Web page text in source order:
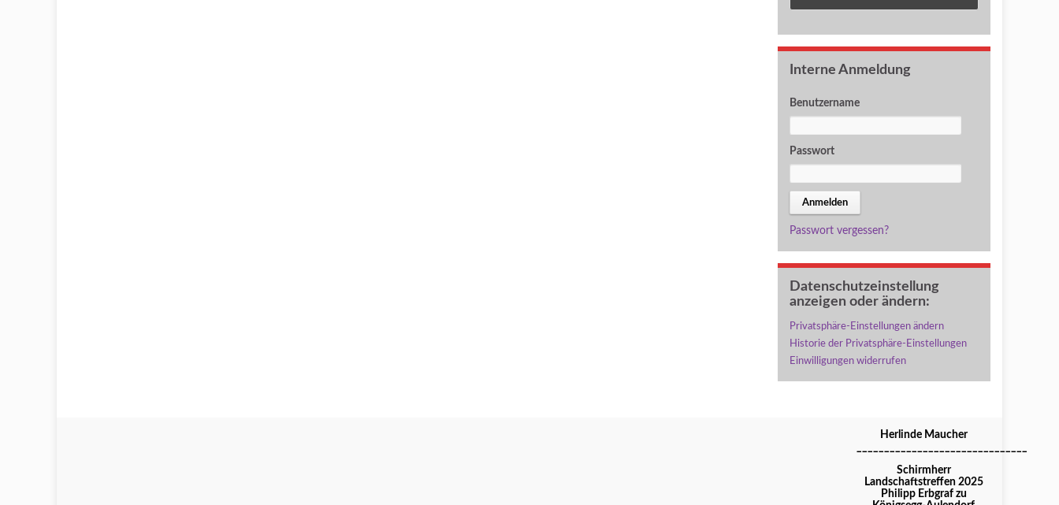
Interne Anmeldung
Benutzername
Passwort
Passwort vergessen?
Datenschutzeinstellung
anzeigen oder ändern:
Privatsphäre-Einstellungen ändern
Historie der Privatsphäre-Einstellungen
Einwilligungen widerrufen
Herlinde Maucher
Schirmherr
Landschaftstreffen 2025
Philipp Erbgraf zu